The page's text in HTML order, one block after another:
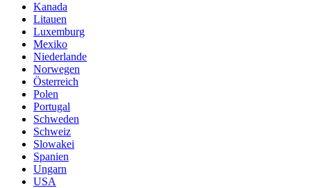
Kanada
Litauen
Luxemburg
Mexiko
Niederlande
Norwegen
Österreich
Polen
Portugal
Schweden
Schweiz
Slowakei
Spanien
Ungarn
USA